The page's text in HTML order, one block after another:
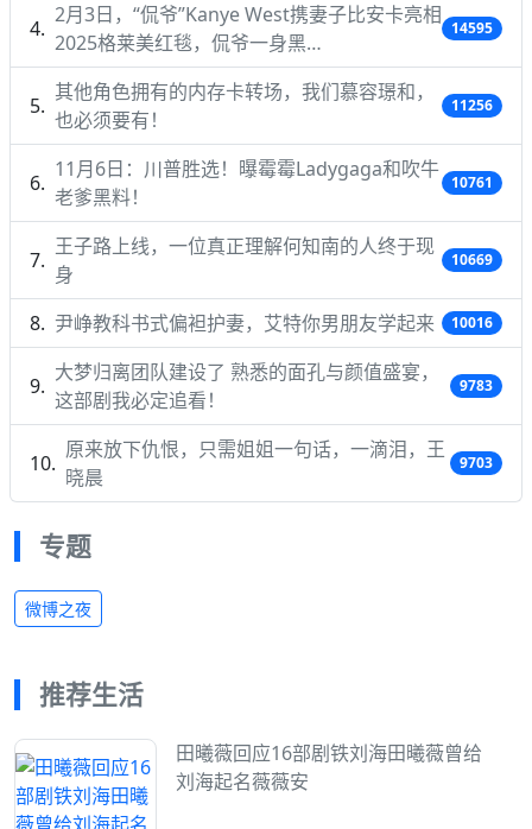
2月3日，“侃爷”Kanye West携妻子比安卡亮相
2025格莱美红毯，侃爷一身黑…
14595
其他角色拥有的内存卡转场，我们慕容璟和，
也必须要有！
11256
11月6日：川普胜选！曝霉霉Ladygaga和吹牛
老爹黑料！
10761
王子路上线，一位真正理解何知南的人终于现
身
10669
尹峥教科书式偏袒护妻，艾特你男朋友学起来 10016
大梦归离团队建设了 熟悉的面孔与颜值盛宴，
这部剧我必定追看！
9783
原来放下仇恨，只需姐姐一句话，一滴泪，王
晓晨
9703
专题
微博之夜
推荐生活
田曦薇回应16部剧铁刘海田曦薇曾给
刘海起名薇薇安